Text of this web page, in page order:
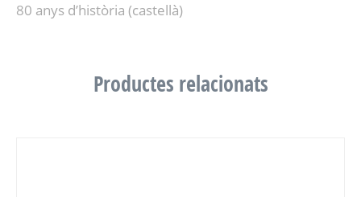
80 anys d’història (castellà)
Productes relacionats